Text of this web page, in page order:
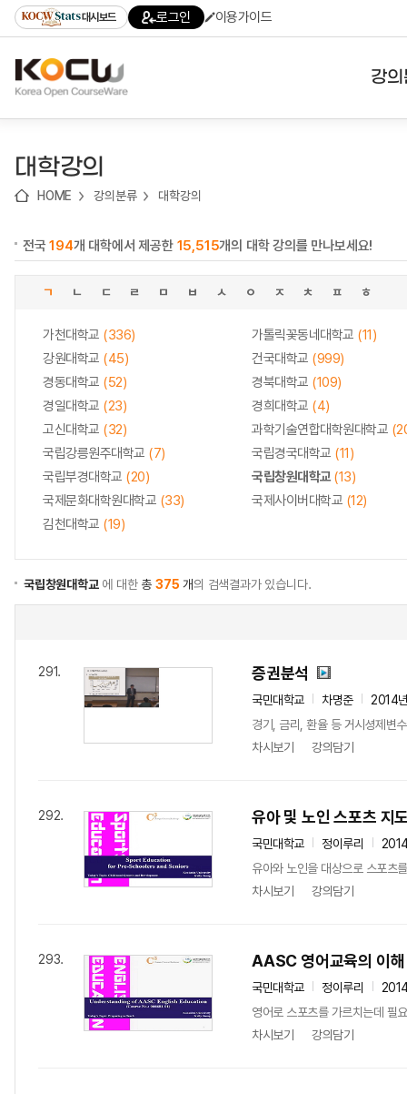
기
기
기
content)
가
대시보드 로그인 이용가이드
강
대학강의
HOME 강의분류 대학강의
전국194개 대학에서 제공한 15,515개의 대학 강의를 만나보세요!
ㄱ ㄴ ㄷ ㄹ ㅁ ㅂ ㅅ ㅇ ㅈ ㅊ ㅍ ㅎ
가천대학교 (336) 가톨릭꽃동네대학교 (11)
강원대학교 (45) 건국대학교 (999)
경동대학교 (52) 경북대학교 (109)
경일대학교 (23) 경희대학교 (4)
고신대학교 (32) 과학기술연합대학원대학교
국립강릉원주대학교 (7) 국립경국대학교 (11)
국립부경대학교 (20) 국립창원대학교(13)
국제문화대학원대학교 (33) 국제사이버대학교 (12)
김천대학교 (19)
국립창원대학교에 대한총375 개의 검색결과가 있습니다.
291. 증권분석
국민대학교 차명준
2014
경기, 금리, 환율 등 거시셩제변
차시보기
강의담기
292. 유아 및 노인 스포츠 지
국민대학교 정이루리
유아와 노인을 대상으로 스포츠
차시보기
강의담기
293. AASC 영어교육의 이해
국민대학교 정이루리
영어로 스포츠를 가르치는데 필
차시보기
강의담기